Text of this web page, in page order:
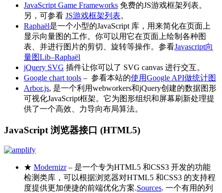
JavaScript Game Frameworks 免费的JS游戏框架列表。
另，可参看 JS游戏框架列表。
Raphaël是一个小型的JavaScript 库，用来简化在页面上
显示向量图的工作。你可以用它在页面上绘制各种图
表、并进行图片的剪切、旋转等操作。参看Javascript向
量图Lib–Raphaël
jQuery SVG 插件让你可以了 SVG canvas 进行交互。
Google chart tools – 参看本站的使用Google API做统计图
Arbor.js, 是一个利用webworkers和jQuery创建的数据图形
可视化JavaScript框架。它为图形组织和屏幕刷新处理提
供了一个高效、力导向布局算法。
JavaScript 浏览器接口 (HTML5)
★ Modernizr– 是一个专为HTML5 和CSS3 开发的功能
检测类库，可以根据浏览器对HTML5 和CSS3 的支持程
度提供更加便捷的前端优化方案.Sources. 一个有用的列